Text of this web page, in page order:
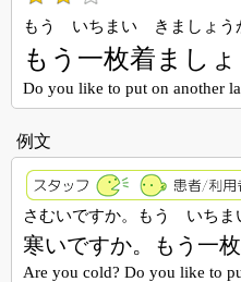
もう いちまい きましょう
もう一枚着まし
Do you like to put on another
例文
さむいですか。もう いちま
寒いですか。もう一
Are you cold? Do you like to